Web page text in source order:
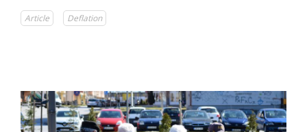
Article Deflation